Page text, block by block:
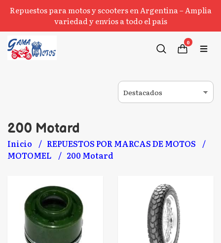
Repuestos para motos y scooters en Argentina – Amplia
variedad y envíos a todo el país
0
200 Motard
Inicio
REPUESTOS POR MARCAS DE MOTOS
MOTOMEL
200 Motard